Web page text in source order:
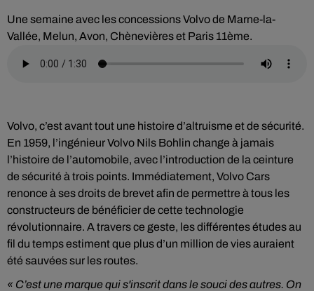
Une semaine avec les concessions Volvo de Marne-la-
Vallée, Melun, Avon, Chènevières et Paris 11ème.
Volvo, c’est avant tout une histoire d’altruisme et de sécurité.
En 1959, l’ingénieur Volvo Nils Bohlin change à jamais
l’histoire de l’automobile, avec l’introduction de la ceinture
de sécurité à trois points. Immédiatement, Volvo Cars
renonce à ses droits de brevet afin de permettre à tous les
constructeurs de bénéficier de cette technologie
révolutionnaire. A travers ce geste, les différentes études au
fil du temps estiment que plus d’un million de vies auraient
été sauvées sur les routes.
« C’est une marque qui s'inscrit dans le souci des autres. On